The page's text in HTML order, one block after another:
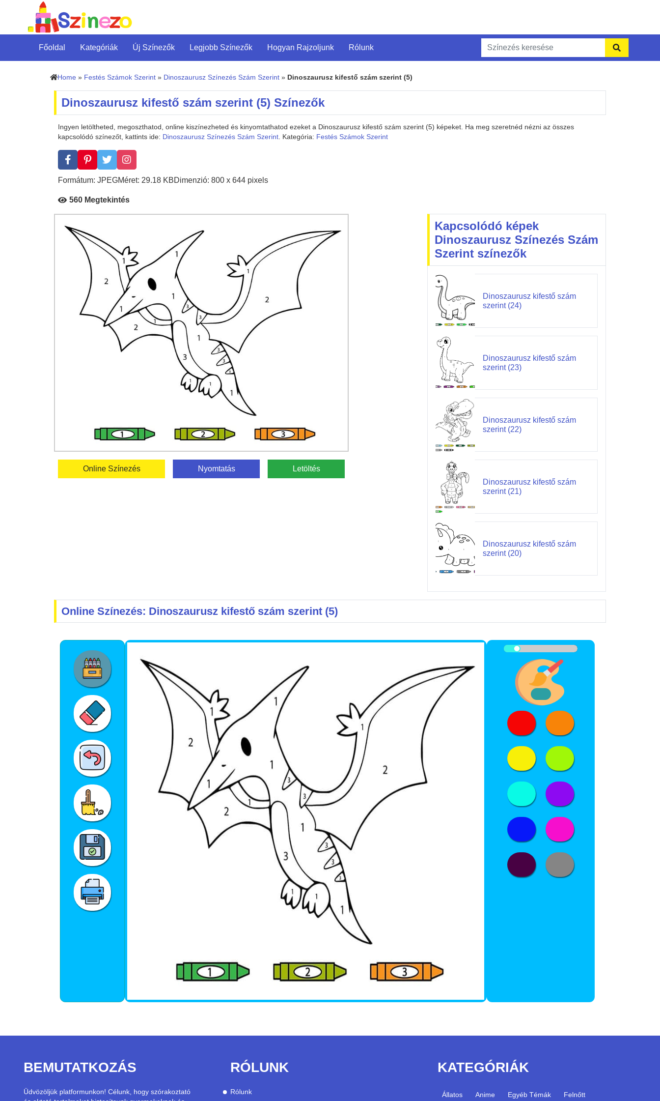
Főoldal Kategóriák Új Színezők Legjobb Színezők Hogyan Rajzoljunk Rólunk
Home » Festés Számok Szerint » Dinoszaurusz Színezés Szám Szerint » Dinoszaurusz kifestő szám szerint (5)
Dinoszaurusz kifestő szám szerint (5) Színezők
Ingyen letöltheted, megoszthatod, online kiszínezheted és kinyomtathatod ezeket a Dinoszaurusz kifestő szám szerint (5) képeket. Ha meg szeretnéd nézni az összes
kapcsolódó színezőt, kattints ide: Dinoszaurusz Színezés Szám Szerint. Kategória: Festés Számok Szerint
Formátum: JPEGMéret: 29.18 KBDimenzió: 800 x 644 pixels
560 Megtekintés
Online Színezés Nyomtatás Letöltés
Kapcsolódó képek
Dinoszaurusz Színezés Szám
Szerint színezők
Dinoszaurusz kifestő szám
szerint (24)
Dinoszaurusz kifestő szám
szerint (23)
Dinoszaurusz kifestő szám
szerint (22)
Dinoszaurusz kifestő szám
szerint (21)
Dinoszaurusz kifestő szám
szerint (20)
Online Színezés: Dinoszaurusz kifestő szám szerint (5)
BEMUTATKOZÁS
Üdvözöljük platformunkon! Célunk, hogy szórakoztató
RÓLUNK
Rólunk
KATEGÓRIÁK
Állatos Anime Egyéb Témák Felnőtt